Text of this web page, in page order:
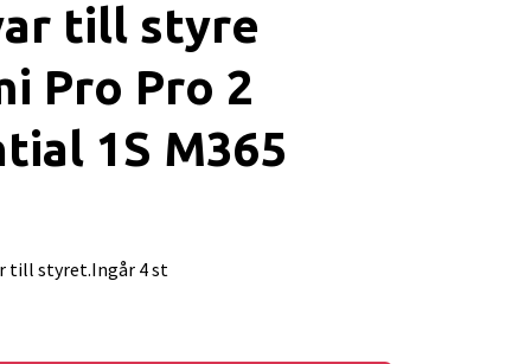
till styre
Pro Pro 2
1S M365
till styret.Ingår 4 st